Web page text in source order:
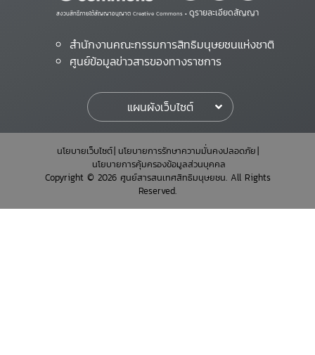
สงวนสิทธิ์ภายใต้สัญญาอนุญาต Creative Commons • ดูรายละเอียดสัญญา
สำนักงานคณะกรรมการสิทธิมนุษยชนแห่งชาติ
ศูนย์ข้อมูลข่าวสารของทางราชการ
แผนผังเว็บไซต์
นโยบายเว็บไซต์ นโยบายการรักษาความมั่นคงปลอดภัย
นโยบายการคุ้มครองข้อมูลส่วนบุคคล
Copyright © 2026 ศูนย์สารสนเทศสิทธิมนุษยชน. All Rights
Reserved.